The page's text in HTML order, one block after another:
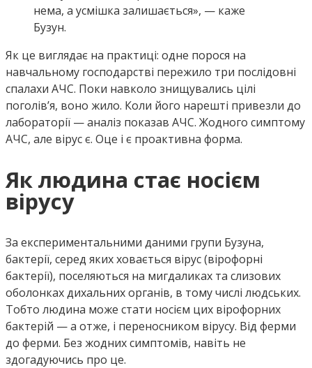
нема, а усмішка залишається», — каже
Бузун.
Як це виглядає на практиці: одне порося на
навчальному господарстві пережило три послідовні
спалахи АЧС. Поки навколо знищувались цілі
поголів’я, воно жило. Коли його нарешті привезли до
лабораторії — аналіз показав АЧС. Жодного симптому
АЧС, але вірус є. Оце і є проактивна форма.
Як людина стає носієм
вірусу
За експериментальними даними групи Бузуна,
бактерії, серед яких ховається вірус (вірофорні
бактерії), поселяються на мигдаликах та слизових
оболонках дихальних органів, в тому числі людських.
Тобто людина може стати носієм цих вірофорних
бактерій — а отже, і переносником вірусу. Від ферми
до ферми. Без жодних симптомів, навіть не
здогадуючись про це.